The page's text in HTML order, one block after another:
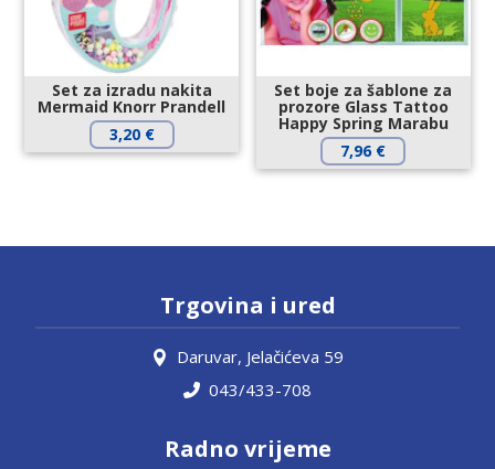
Set za izradu nakita
Mermaid Knorr Prandell
3,20 €
Set boje za šablone za
prozore Glass Tattoo
Happy Spring Marabu
7,96 €
Trgovina i ured
Daruvar, Jelačićeva 59
043/433-708
Radno vrijeme